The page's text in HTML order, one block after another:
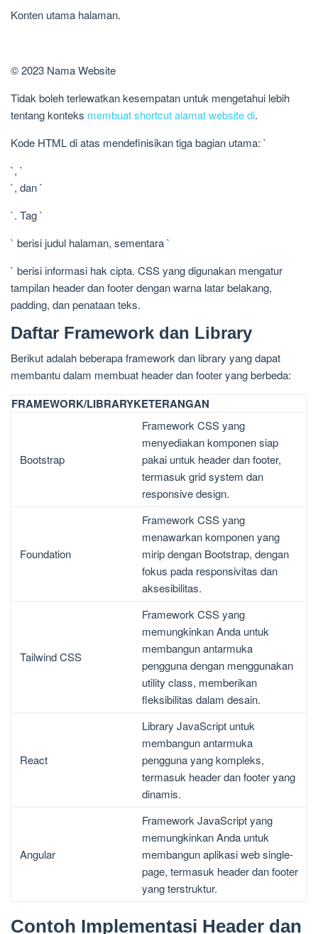
Konten utama halaman.
© 2023 Nama Website
Tidak boleh terlewatkan kesempatan untuk mengetahui lebih
tentang konteks membuat shortcut alamat website di.
Kode HTML di atas mendefinisikan tiga bagian utama: `
`, `
`, dan `
`. Tag `
` berisi judul halaman, sementara `
` berisi informasi hak cipta. CSS yang digunakan mengatur
tampilan header dan footer dengan warna latar belakang,
padding, dan penataan teks.
Daftar Framework dan Library
Berikut adalah beberapa framework dan library yang dapat
membantu dalam membuat header dan footer yang berbeda:
FRAMEWORK/LIBRARYKETERANGAN
Bootstrap
Framework CSS yang
menyediakan komponen siap
pakai untuk header dan footer,
termasuk grid system dan
responsive design.
Foundation
Framework CSS yang
menawarkan komponen yang
mirip dengan Bootstrap, dengan
fokus pada responsivitas dan
aksesibilitas.
Tailwind CSS
Framework CSS yang
memungkinkan Anda untuk
membangun antarmuka
pengguna dengan menggunakan
utility class, memberikan
fleksibilitas dalam desain.
React
Library JavaScript untuk
membangun antarmuka
pengguna yang kompleks,
termasuk header dan footer yang
dinamis.
Angular
Framework JavaScript yang
memungkinkan Anda untuk
membangun aplikasi web single-
page, termasuk header dan footer
yang terstruktur.
Contoh Implementasi Header dan